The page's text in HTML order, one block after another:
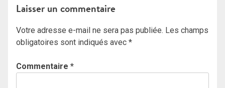
Laisser un commentaire
Votre adresse e-mail ne sera pas publiée. Les champs
obligatoires sont indiqués avec *
Commentaire *